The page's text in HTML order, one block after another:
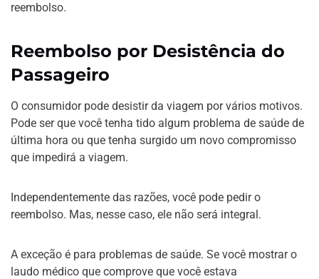
reembolso.
Reembolso por Desistência do
Passageiro
O consumidor pode desistir da viagem por vários motivos.
Pode ser que você tenha tido algum problema de saúde de
última hora ou que tenha surgido um novo compromisso
que impedirá a viagem.
Independentemente das razões, você pode pedir o
reembolso. Mas, nesse caso, ele não será integral.
A exceção é para problemas de saúde. Se você mostrar o
laudo médico que comprove que você estava